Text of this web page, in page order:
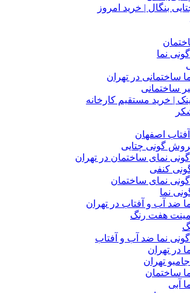
بنگال | خرید امروز
نما
ساختمانی در تهران
ساختمانی
| خرید مستقیم کارخانه
اصفهان
گونی چتایی
نمای ساختمان در تهران
کنفی
نمای ساختمان
نما
ضد آب و آفتاب در تهران
هفت رنگ
نما ضد آب و آفتاب
در تهران
تهران
ساختمان
آبی